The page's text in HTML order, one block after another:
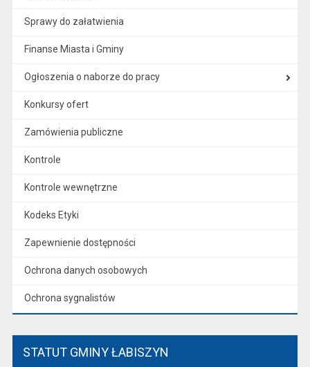
Sprawy do załatwienia
Finanse Miasta i Gminy
Ogłoszenia o naborze do pracy
Konkursy ofert
Zamówienia publiczne
Kontrole
Kontrole wewnętrzne
Kodeks Etyki
Zapewnienie dostępności
Ochrona danych osobowych
Ochrona sygnalistów
STATUT GMINY ŁABISZYN